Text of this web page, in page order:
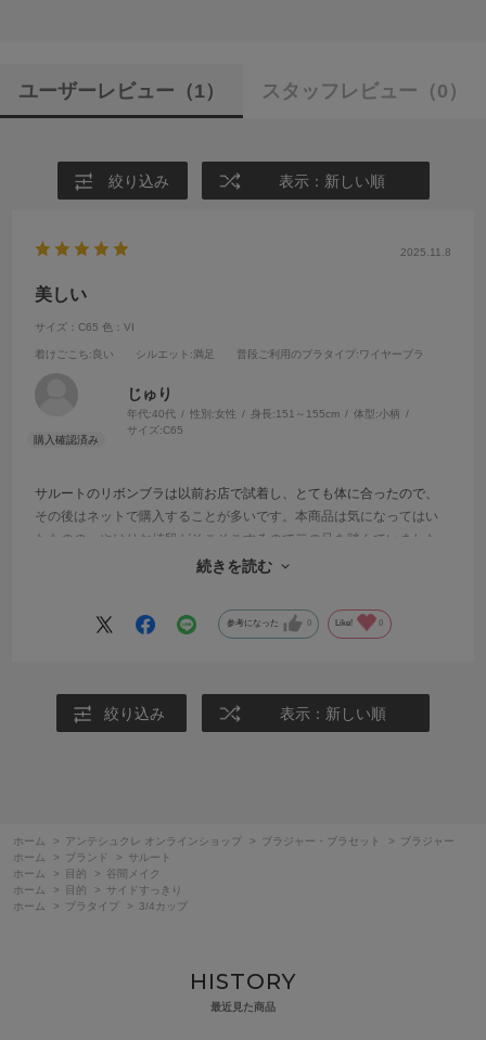
ユーザーレビュー （1） スタッフレビュー （0）
絞り込み 表示：新しい順
2025.11.8
美しい
サイズ：C65 色：VI
着けごこち:良い シルエット :満足 普段ご利用のブラタイプ :ワイヤーブラ
じゅり
年代:40代 性別:女性 身長:151～155cm 体型:小柄
サイズ:C65
サルートのリボンブラは以前お店で試着し、とても体に合ったので、
その後はネットで購入することが多いです。本商品は気になってはい
たものの、やはりお値段がそこそこするので二の足を踏んでいました
が、セールになっていて即購入！！レースがとにかく美しくて惚れ惚
続きを読む
参考になった 0 Like! 0
絞り込み 表示：新しい順
ホーム > アンテシュクレ オンラインショップ > ブラジャー・ブラセット >
ブラジャー
ホーム
> ブランド >
サルート
ホーム
> 目的 >
谷間メイク
ホーム
> 目的 >
サイドすっきり
ホーム
> ブラタイプ > 3/4カップ
HISTORY
最近見た商品